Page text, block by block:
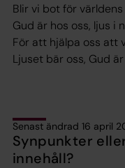
Blir vi bot för
Gud är hos oss, ljus i
För att hjälpa oss att
Ljuset bär oss, Gud
Senast ändrad 16 april
Synpunkter
innehåll?